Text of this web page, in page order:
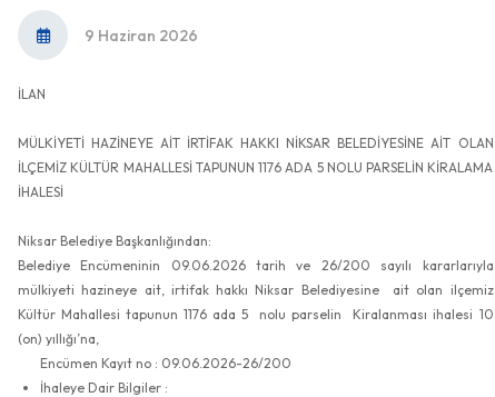
9 Haziran 2026
İLAN
MÜLKİYETİ HAZİNEYE AİT İRTİFAK HAKKI NİKSAR BELEDİYESİNE AİT OLAN
İLÇEMİZ KÜLTÜR MAHALLESİ TAPUNUN 1176 ADA 5 NOLU PARSELİN KİRALAMA
İHALESİ
Niksar Belediye Başkanlığından:
Belediye Encümeninin 09.06.2026 tarih ve 26/200 sayılı kararlarıyla
mülkiyeti hazineye ait, irtifak hakkı Niksar Belediyesine ait olan ilçemiz
Kültür Mahallesi tapunun 1176 ada 5 nolu parselin Kiralanması ihalesi 10
(on) yıllığı’na,
Encümen Kayıt no : 09.06.2026-26/200
İhaleye Dair Bilgiler :